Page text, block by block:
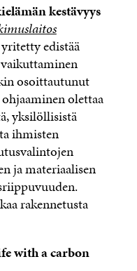
kestävyys
edistää
osoittautunut
olettaa
yksilöllisistä
ihmisten
ja materiaalisen
rakennetusta
with a carbon